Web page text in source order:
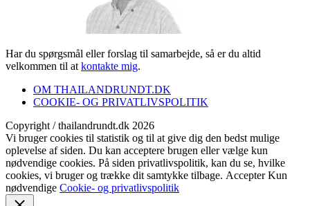
Har du spørgsmål eller forslag til samarbejde, så er du altid
velkommen til at kontakte mig.
OM THAILANDRUNDT.DK
COOKIE- OG PRIVATLIVSPOLITIK
Copyright / thailandrundt.dk 2026
Vi bruger cookies til statistik og til at give dig den bedst mulige
oplevelse af siden. Du kan acceptere brugen eller vælge kun
nødvendige cookies. På siden privatlivspolitik, kan du se, hvilke
cookies, vi bruger og trække dit samtykke tilbage. Accepter Kun
nødvendige Cookie- og privatlivspolitik